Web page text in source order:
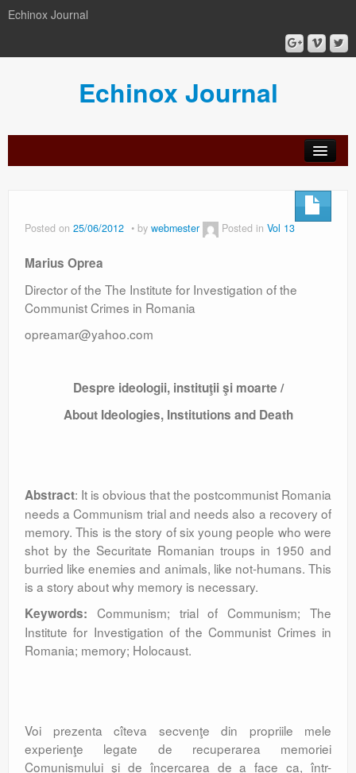
Echinox Journal
Echinox Journal
for
for
review
Ethics
Posted on 25/06/2012 by webmester Posted in Vol 13
Marius Oprea
Director of the The Institute for Investigation of the
Communist Crimes in Romania
opreamar@yahoo.com
Despre ideologii, instituţii şi moarte /
About Ideologies, Institutions and Death
Abstract: It is obvious that the postcommunist Romania
needs a Communism trial and needs also a recovery of
memory. This is the story of six young people who were
shot by the Securitate Romanian troups in 1950 and
burried like enemies and animals, like not-humans. This
is a story about why memory is necessary.
Keywords: Communism; trial of Communism; The
Institute for Investigation of the Communist Crimes in
Romania; memory; Holocaust.
Voi prezenta cîteva secvenţe din propriile mele
experienţe legate de recuperarea memoriei
Comunismului şi de încercarea de a face ca, într-